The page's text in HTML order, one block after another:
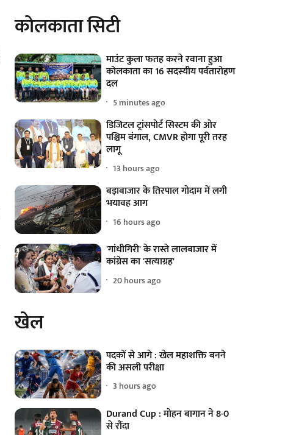
कोलकाता सिटी
माउंट कुला फतह करने रवाना हुआ
कोलकाता का 16 सदस्यीय पर्वतारोहण
दल
5 minutes ago
डिजिटल ट्रांसपोर्ट सिस्टम की ओर
पश्चिम बंगाल, CMVR होगा पूरी तरह
लागू
13 hours ago
बड़ाबाजार के तिरपाल गोदाम में लगी
भयावह आग
16 hours ago
'गांधीगिरी' के रास्ते लालबाजार में
कांग्रेस का 'सत्याग्रह'
20 hours ago
खेल
पदकों से आगे : खेल महाशक्ति बनने
की असली परीक्षा
3 hours ago
Durand Cup : मोहन बागान ने 8-0
से रौंदा